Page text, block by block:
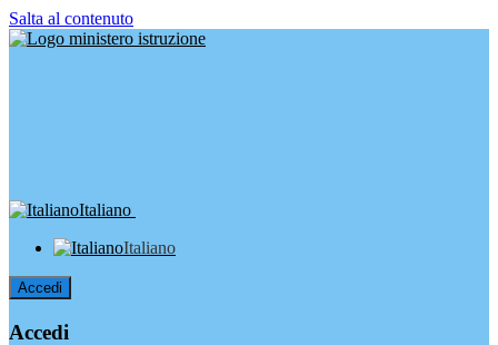
Salta al contenuto
Italiano
Italiano
Accedi
Accedi